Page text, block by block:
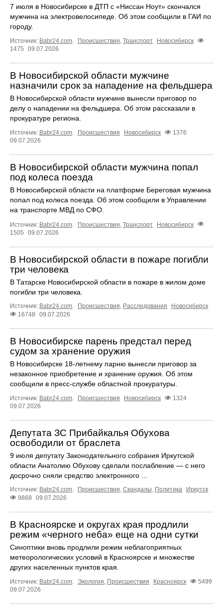
7 июля в Новосибирске в ДТП с «Ниссан Ноут» скончался
мужчина на электровелосипеде. Об этом сообщили в ГАИ по
городу.
Источник: Babr24.com. Происшествия, Транспорт
Новосибирск
1475
09.07.2026
В Новосибирской области мужчине
назначили срок за нападение на фельдшера
В Новосибирской области мужчине вынесли приговор по
делу о нападении на фельдшера. Об этом рассказали в
прокуратуре региона.
Источник: Babr24.com. Происшествия Новосибирск
1376
09.07.2026
В Новосибирской области мужчина попал
под колеса поезда
В Новосибирской области на платформе Береговая мужчина
попал под колеса поезда. Об этом сообщили в Управлении
на транспорте МВД по СФО.
Источник: Babr24.com Происшествия Транспорт
Новосибирск
1505
09.07.2026
В Новосибирской области в пожаре погибли
три человека
В Татарске Новосибирской области в пожаре в жилом доме
погибли три человека.
Источник: Babr24.com Происшествия Расследования
Новосибирск
16748
09.07.2026
В Новосибирске парень предстал перед
судом за хранение оружия
В Новосибирске 18-летнему парню вынесли приговор за
незаконное приобретение и хранение оружия. Об этом
сообщили в пресс-службе областной прокуратуры.
Источник: Babr24.com Происшествия Новосибирск
1324
09.07.2026
Депутата ЗС Прибайкалья Обухова
освободили от браслета
9 июля депутату Законодательного собрания Иркутской
области Анатолию Обухову сделали послабление — с него
досрочно сняли средство электронного ...
Источник: Babr24.com Происшествия Скандалы Политика
Иркутск
9868
09.07.2026
В Красноярске и округах края продлили
режим «черного неба» еще на одни сутки
Синоптики вновь продлили режим неблагоприятных
метеорологических условий в Красноярске и множестве
других населенных пунктов края.
Источник: Babr24.com. Экология, Происшествия Красноярск
5499
09.07.2026